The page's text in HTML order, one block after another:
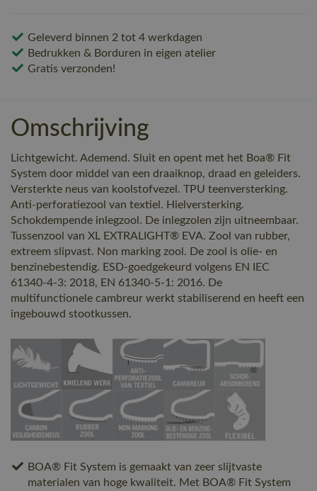
Geleverd binnen 2 tot 4 werkdagen
Bedrukken & Borduren in eigen atelier
Gratis verzonden!
Omschrijving
Lichtgewicht. Ademend. Sluit en opent met het Boa® Fit
System door middel van een draaiknop, draad en geleiders.
Versterkte neus van koolstofvezel. TPU teenversterking.
Anti-perforatiezool van textiel. Hielversterking.
Schokdempende inlegzool. De inlegzolen zijn uitneembaar.
Tussenzool van XL EXTRALIGHT® EVA. Zool van rubber,
extreem slipvast. Non marking zool. De zool is olie- en
benzinebestendig. ESD-goedgekeurd volgens EN IEC
61340-4-3: 2018, EN 61340-5-1: 2016. De
multifunctionele cambreur werkt stabiliserend en heeft een
ingebouwd stootkussen.
BOA® Fit System is gemaakt van zeer slijtvaste
materialen van hoge kwaliteit. Met BOA® Fit System